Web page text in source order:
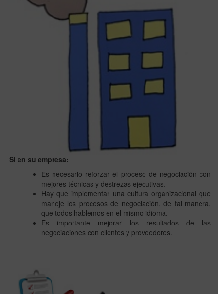
Si en su empresa:
Es necesario reforzar el proceso de negociación con
mejores técnicas y destrezas ejecutivas.
Hay que implementar una cultura organizacional que
maneje los procesos de negociación, de tal manera,
que todos hablemos en el mismo idioma.
Es importante mejorar los resultados de las
negociaciones con clientes y proveedores.